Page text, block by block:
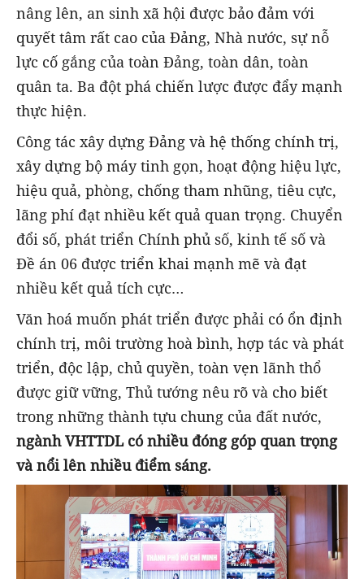
nâng lên, an sinh xã hội được bảo đảm với
quyết tâm rất cao của Đảng, Nhà nước, sự nỗ
lực cố gắng của toàn Đảng, toàn dân, toàn
quân ta. Ba đột phá chiến lược được đẩy mạnh
thực hiện.
Công tác xây dựng Đảng và hệ thống chính trị,
xây dựng bộ máy tinh gọn, hoạt động hiệu lực,
hiệu quả, phòng, chống tham nhũng, tiêu cực,
lãng phí đạt nhiều kết quả quan trọng. Chuyển
đổi số, phát triển Chính phủ số, kinh tế số và
Đề án 06 được triển khai mạnh mẽ và đạt
nhiều kết quả tích cực…
Văn hoá muốn phát triển được phải có ổn định
chính trị, môi trường hoà bình, hợp tác và phát
triển, độc lập, chủ quyền, toàn vẹn lãnh thổ
được giữ vững, Thủ tướng nêu rõ và cho biết
trong những thành tựu chung của đất nước,
ngành VHTTDL có nhiều đóng góp quan trọng
và nổi lên nhiều điểm sáng.